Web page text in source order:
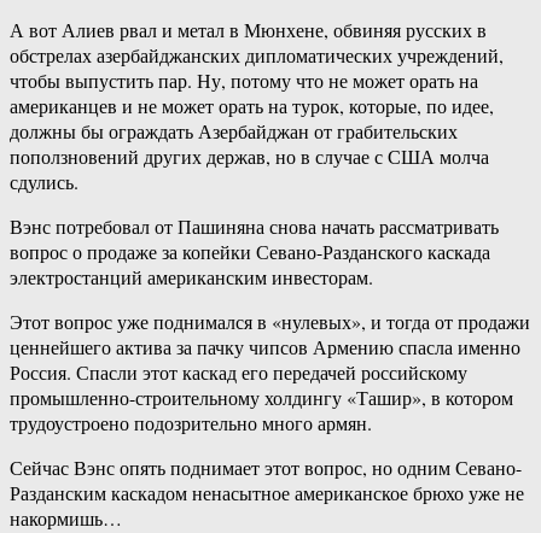
А вот Алиев рвал и метал в Мюнхене, обвиняя русских в
обстрелах азербайджанских дипломатических учреждений,
чтобы выпустить пар. Ну, потому что не может орать на
американцев и не может орать на турок, которые, по идее,
должны бы ограждать Азербайджан от грабительских
поползновений других держав, но в случае с США молча
сдулись.
Вэнс потребовал от Пашиняна снова начать рассматривать
вопрос о продаже за копейки Севано-Разданского каскада
электростанций американским инвесторам.
Этот вопрос уже поднимался в «нулевых», и тогда от продажи
ценнейшего актива за пачку чипсов Армению спасла именно
Россия. Спасли этот каскад его передачей российскому
промышленно-строительному холдингу «Ташир», в котором
трудоустроено подозрительно много армян.
Сейчас Вэнс опять поднимает этот вопрос, но одним Севано-
Разданским каскадом ненасытное американское брюхо уже не
накормишь…